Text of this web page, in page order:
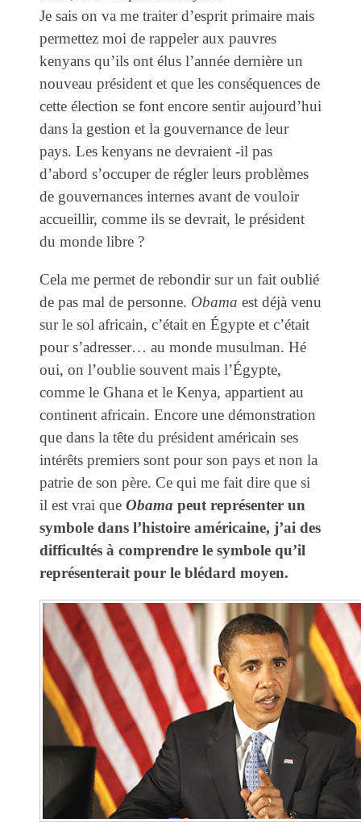
Je sais on va me traiter d’esprit primaire mais
permettez moi de rappeler aux pauvres
kenyans qu’ils ont élus l’année dernière un
nouveau président et que les conséquences de
cette élection se font encore sentir aujourd’hui
dans la gestion et la gouvernance de leur
pays. Les kenyans ne devraient -il pas
d’abord s’occuper de régler leurs problèmes
de gouvernances internes avant de vouloir
accueillir, comme ils se devrait, le président
du monde libre ?
Cela me permet de rebondir sur un fait oublié
de pas mal de personne. Obama est déjà venu
sur le sol africain, c’était en Égypte et c’était
pour s’adresser… au monde musulman. Hé
oui, on l’oublie souvent mais l’Égypte,
comme le Ghana et le Kenya, appartient au
continent africain. Encore une démonstration
que dans la tête du président américain ses
intérêts premiers sont pour son pays et non la
patrie de son père. Ce qui me fait dire que si
il est vrai que Obama peut représenter un
symbole dans l’histoire américaine, j’ai des
difficultés à comprendre le symbole qu’il
représenterait pour le blédard moyen.